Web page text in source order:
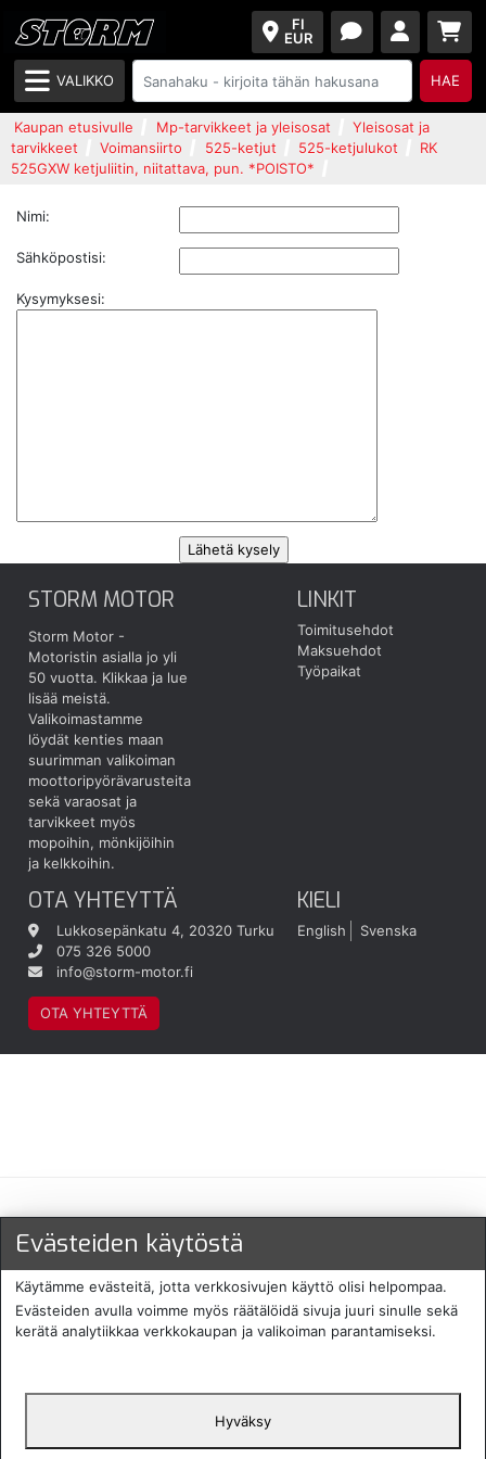
FI
EUR
VALIKKO HAE
Kaupan etusivulle Mp-tarvikkeet ja yleisosat
Yleisosat ja
tarvikkeet
Voimansiirto 525-ketjut 525-ketjulukot
RK
525GXW ketjuliitin, niitattava, pun. *POISTO*
Nimi:
Sähköpostisi:
Kysymyksesi:
STORM MOTOR
Storm Motor -
Motoristin asialla jo yli
50 vuotta. Klikkaa ja lue
lisää meistä.
Valikoimastamme
löydät kenties maan
suurimman valikoiman
moottoripyörävarusteita
sekä varaosat ja
tarvikkeet myös
mopoihin, mönkijöihin
ja kelkkoihin.
LINKIT
Toimitusehdot
Maksuehdot
Työpaikat
OTA YHTEYTTÄ
Lukkosepänkatu 4, 20320 Turku
075 326 5000
info@storm-motor.fi
OTA YHTEYTTÄ
KIELI
English Svenska
Maksu- ja toimitustavat
Protecomp Copyright 2024. All rights
English
Evästeiden käytöstä
Käytämme evästeitä, jotta verkkosivujen käyttö olisi helpompaa.
Evästeiden avulla voimme myös räätälöidä sivuja juuri sinulle sekä
kerätä analytiikkaa verkkokaupan ja valikoiman parantamiseksi.
Hyväksy